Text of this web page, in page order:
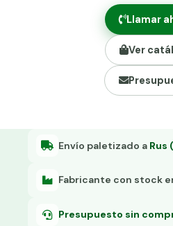
Alambre liso galvanizado
Malla ocultación 70 g/m²
Abrazadera PVC malla H.
Grapa malla H.
Llamar
Ver
Envío paletizado a Rus
Fabricante con stock
Presupuesto sin